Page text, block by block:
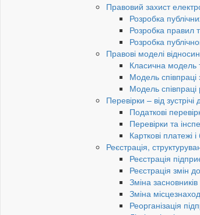
Правовий захист
Розробка
Розробка правил
Розробка
Правові моделі
Класична модель
Модель
Модель
Перевірки – від
Податкові
Перевірки та
Карткові платежі
Реєстрація,
Реєстрація
Реєстрація змін
Зміна
Зміна
Реорганізація